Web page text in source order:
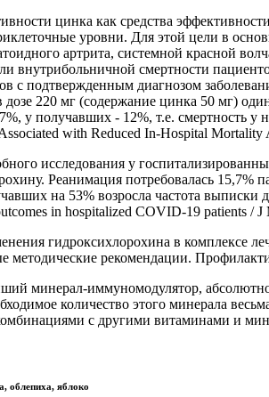
цинка как средства
уровни. Для этой цели в
артрита, системной красной
внутрибольничной смертности
с подтвержденным диагнозом
дозе 220 мг (содержание цинка 50 мг)
у получавших - 12%, т.е. смертность
with Reduced In-Hospital
исследования у
Реанимация потребовалась 15,7%
на 53% возросла частота
in hospitalized COVID-19 patients /
гидроксихлорохина в комплексе
методические рекомендации.
минерал-иммуномодулятор,
количество этого минерала
с другими витаминами и
яблоко